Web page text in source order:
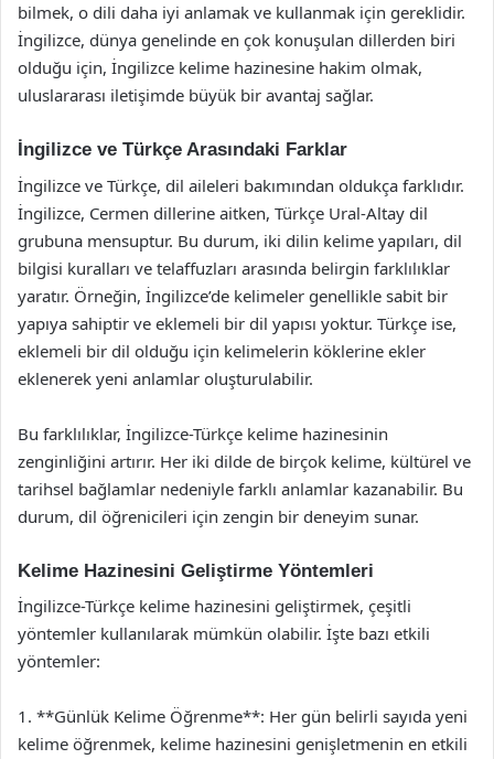
bilmek, o dili daha iyi anlamak ve kullanmak için gereklidir.
İngilizce, dünya genelinde en çok konuşulan dillerden biri
olduğu için, İngilizce kelime hazinesine hakim olmak,
uluslararası iletişimde büyük bir avantaj sağlar.
İngilizce ve Türkçe Arasındaki Farklar
İngilizce ve Türkçe, dil aileleri bakımından oldukça farklıdır.
İngilizce, Cermen dillerine aitken, Türkçe Ural-Altay dil
grubuna mensuptur. Bu durum, iki dilin kelime yapıları, dil
bilgisi kuralları ve telaffuzları arasında belirgin farklılıklar
yaratır. Örneğin, İngilizce’de kelimeler genellikle sabit bir
yapıya sahiptir ve eklemeli bir dil yapısı yoktur. Türkçe ise,
eklemeli bir dil olduğu için kelimelerin köklerine ekler
eklenerek yeni anlamlar oluşturulabilir.
Bu farklılıklar, İngilizce-Türkçe kelime hazinesinin
zenginliğini artırır. Her iki dilde de birçok kelime, kültürel ve
tarihsel bağlamlar nedeniyle farklı anlamlar kazanabilir. Bu
durum, dil öğrenicileri için zengin bir deneyim sunar.
Kelime Hazinesini Geliştirme Yöntemleri
İngilizce-Türkçe kelime hazinesini geliştirmek, çeşitli
yöntemler kullanılarak mümkün olabilir. İşte bazı etkili
yöntemler:
1. **Günlük Kelime Öğrenme**: Her gün belirli sayıda yeni
kelime öğrenmek, kelime hazinesini genişletmenin en etkili